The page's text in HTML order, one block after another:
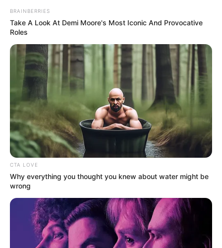
Roman Dendam Arab Maklum 3
ULASAN
Alamat email Anda tidak akan dipublikasikan. Ruas yang wajib ditandai
BRAINBERRIES
Take A Look At Demi Moore's Most Iconic And Provocative
Roles
CTA LOVE
Why everything you thought you knew about water might be
wrong